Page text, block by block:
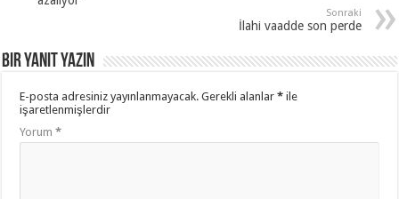
Sonraki
İlahi vaadde son perde
Bir yanıt yazın
E-posta adresiniz yayınlanmayacak. Gerekli alanlar* ile
işaretlenmişlerdir
Yorum*